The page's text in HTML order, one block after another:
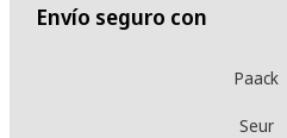
Envío seguro con
Paack
Seur